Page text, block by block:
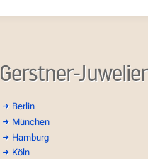
Gerstner-
Berlin
München
Hamburg
Köln